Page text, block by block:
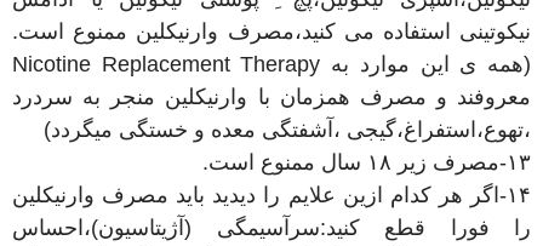
نیکوتینی استفاده می کنید،مصرف وارنیکلین ممنوع است.
(همه ی این موارد به Nicotine Replacement Therapy
معروفند و مصرف همزمان با وارنیکلین منجر به سردرد
،تهوع،استفراغ،گیجی ،آشفتگی معده و خستگی میگردد)
۱۳-مصرف زیر ۱۸ سال ممنوع است.
۱۴-اگر هر کدام ازین علایم را دیدید باید مصرف وارنیکلین
را فورا قطع کنید:سرآسیمگی (آژیتاسیون)،احساس